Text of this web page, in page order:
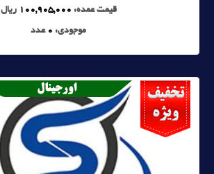
قیمت عمده: 100,905,000 ریال
موجودی: 0 عدد